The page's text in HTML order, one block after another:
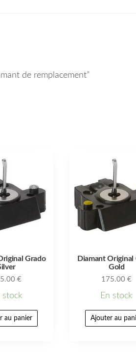
de remplacement”
Grado
€
stock
au panier
Diamant Original
Gold
175.00€
En stock
Ajouter au